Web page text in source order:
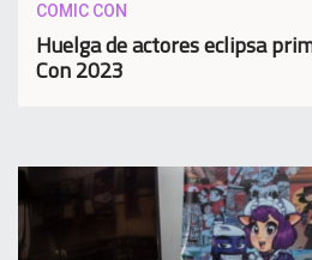
COMIC CON
Huelga de actores eclipsa
Con 2023